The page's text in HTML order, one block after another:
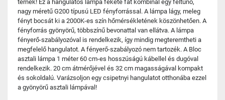
térnek! Ez a hangulatos lámpa fekete fát kombinál egy feltűnő,
nagy méretű G200 típusú LED fényforrással. A lámpa lágy, meleg
fényt bocsát ki a 2000K-es szín hőmérsékletének köszönhetően. A
fényforrás gyönyörű, többszínű bevonattal van ellátva. A lámpa
fényerő-szabályozóval is rendelkezik, így mindig megteremtheti a
megfelelő hangulatot. A fényerő-szabályozó nem tartozék. A Bloc
asztali lámpa 1 méter 60 cm-es hosszúságú kábellel és dugóval
rendelkezik. 20 cm átmérőjével és 32 cm magasságával kompakt
és sokoldalú. Varázsoljon egy csipetnyi hangulatot otthonába ezzel
a gyönyörű asztali lámpával!